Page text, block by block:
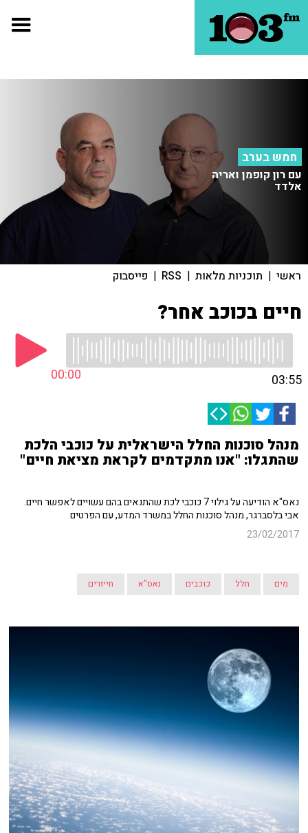
חמש בערב
עם רון קופמן ואריה
אלדד
ראשי | תוכניות מלאות |
RSS
| פייסבוק
חיים בכוכב אחר?
00:00 03:55
מנהל סוכנות החלל הישראלית על כוכבי הלכת
שהתגלו: "אנו מתקדמים לקראת מציאת חיים"
נאס"א הודיעה על גילוי 7 כוכבי לכת שהתנאים בהם עשויים לאפשר חיים.
אבי בלסברגר, מנהל סוכנות החלל במשרד המדע, עם הפרטים
23/02/2017
מים חלל כוכבים נאס"א חייזרים